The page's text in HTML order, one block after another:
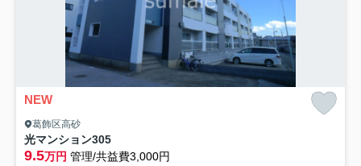
NEW
葛飾区高砂
光マンション305
9.5万円 管理/共益費3,000円